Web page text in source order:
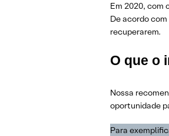
Em 2020, com
De acordo
recuperarem.
O que o
Nossa
oportunidade
Para